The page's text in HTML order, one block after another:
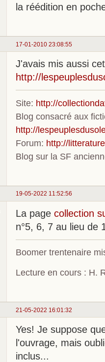
la réédition en
17-01-2010 23:08:55
J'avais mis aussi
http://
Site: http://
Blog consacré aux
http://
Forum: http://
Blog sur la SF
19-05-2022 11:52:56
La page collection
n°5, 6, 7 au lieu de
Boomer trentenaire
Lecture en cours : H.
21-05-2022 16:01:32
Yes! Je suppose
l'ouvrage, mais
inclus...